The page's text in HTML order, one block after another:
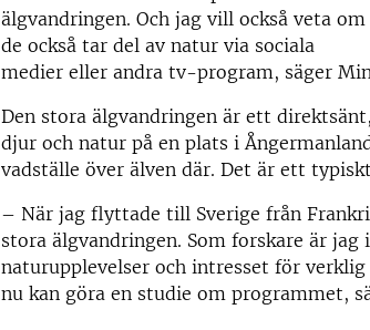
älgvandringen. Och jag vill också veta om
de också tar del av natur via sociala
medier eller andra tv-program, säger
Den stora älgvandringen är ett
djur och natur på en plats i
vadställe över älven där. Det är ett
– När jag flyttade till Sverige från
stora älgvandringen. Som forskare är
naturupplevelser och intresset för
nu kan göra en studie om programmet,